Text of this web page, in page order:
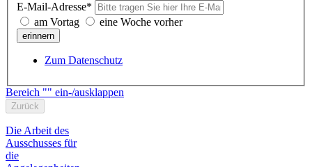
E-Mail-Adresse*
am Vortag
eine Woche vorher
erinnern
Zum Datenschutz
Bereich "" ein-/ausklappen
Zurück
Die Arbeit des
Ausschusses für
die